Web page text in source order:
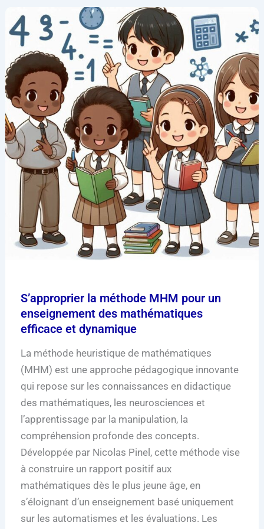
S’approprier la méthode MHM pour un
enseignement des mathématiques
efficace et dynamique
La méthode heuristique de mathématiques
(MHM) est une approche pédagogique innovante
qui repose sur les connaissances en didactique
des mathématiques, les neurosciences et
l’apprentissage par la manipulation, la
compréhension profonde des concepts.
Développée par Nicolas Pinel, cette méthode vise
à construire un rapport positif aux
mathématiques dès le plus jeune âge, en
s’éloignant d’un enseignement basé uniquement
sur les automatismes et les évaluations. Les